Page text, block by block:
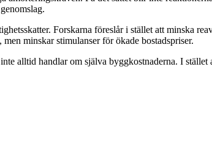
Forskarna föreslår i stället att minska
minskar stimulanser för ökade bostadspriser.
alltid handlar om själva byggkostnaderna. I